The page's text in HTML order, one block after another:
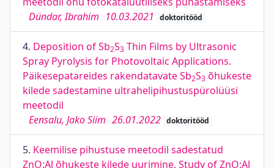
Dündar, Ibrahim 10.03.2021 doktoritööd
4. Deposition of Sb2S3 Thin Films by Ultrasonic
Spray Pyrolysis for Photovoltaic Applications.
Päikesepatareides rakendatavate Sb2S3 õhukeste
kilede sadestamine ultrahelipihustuspürolüüsi
meetodil
Eensalu, Jako Siim 26.01.2022 doktoritööd
5. Keemilise pihustuse meetodil sadestatud
ZnO:Al õhukeste kilede uurimine. Study of ZnO:Al